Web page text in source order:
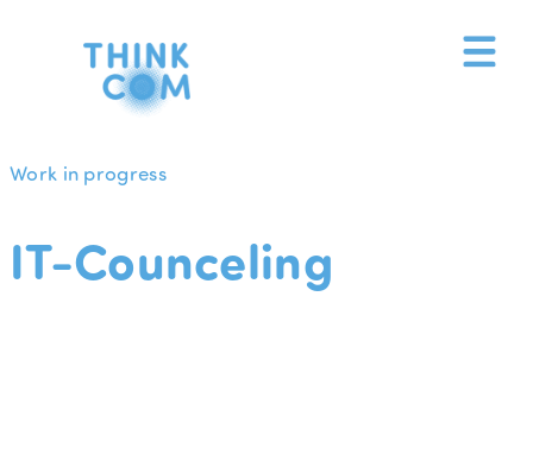
Work in progress
IT-Counceling